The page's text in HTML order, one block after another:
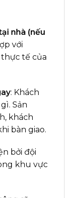
nhà (nếu
với
tế của
: Khách
Sản
khách
bàn giao.
bởi đội
khu vực